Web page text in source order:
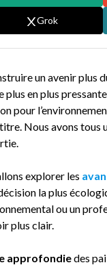
Grok
un avenir plus
plus en plus
pour
Nous avons
explorer les
la plus
ou un
plus clair.
approfondiedes